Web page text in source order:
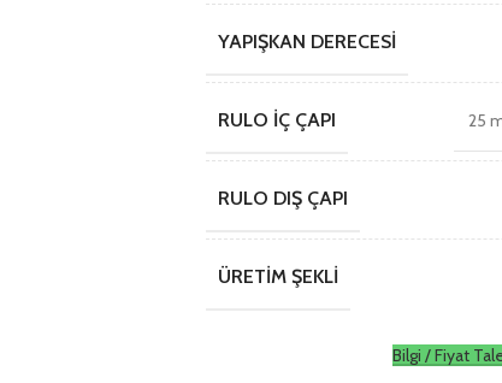
YAPIŞKAN DERECESI
RULO İÇ ÇAPI 25
RULO DIŞ ÇAPI
ÜRETIM ŞEKLI
Bilgi / Fiyat